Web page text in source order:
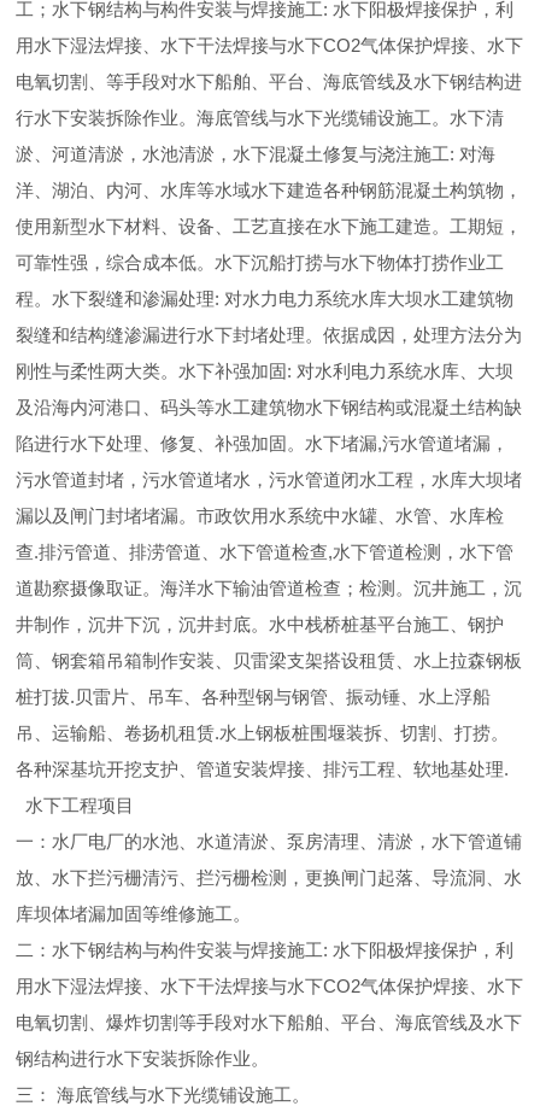
工；水下钢结构与构件安装与焊接施工: 水下阳极焊接保护，利
用水下湿法焊接、水下干法焊接与水下CO2气体保护焊接、水下
电氧切割、等手段对水下船舶、平台、海底管线及水下钢结构进
行水下安装拆除作业。海底管线与水下光缆铺设施工。水下清
淤、河道清淤，水池清淤，水下混凝土修复与浇注施工: 对海
洋、湖泊、内河、水库等水域水下建造各种钢筋混凝土构筑物，
使用新型水下材料、设备、工艺直接在水下施工建造。工期短，
可靠性强，综合成本低。水下沉船打捞与水下物体打捞作业工
程。水下裂缝和渗漏处理: 对水力电力系统水库大坝水工建筑物
裂缝和结构缝渗漏进行水下封堵处理。依据成因，处理方法分为
刚性与柔性两大类。水下补强加固: 对水利电力系统水库、大坝
及沿海内河港口、码头等水工建筑物水下钢结构或混凝土结构缺
陷进行水下处理、修复、补强加固。水下堵漏,污水管道堵漏，
污水管道封堵，污水管道堵水，污水管道闭水工程，水库大坝堵
漏以及闸门封堵堵漏。市政饮用水系统中水罐、水管、水库检
查.排污管道、排涝管道、水下管道检查,水下管道检测，水下管
道勘察摄像取证。海洋水下输油管道检查；检测。沉井施工，沉
井制作，沉井下沉，沉井封底。水中栈桥桩基平台施工、钢护
筒、钢套箱吊箱制作安装、贝雷梁支架搭设租赁、水上拉森钢板
桩打拔.贝雷片、吊车、各种型钢与钢管、振动锤、水上浮船
吊、运输船、卷扬机租赁.水上钢板桩围堰装拆、切割、打捞。
各种深基坑开挖支护、管道安装焊接、排污工程、软地基处理.
水下工程项目
一：水厂电厂的水池、水道清淤、泵房清理、清淤，水下管道铺
放、水下拦污栅清污、拦污栅检测，更换闸门起落、导流洞、水
库坝体堵漏加固等维修施工。
二：水下钢结构与构件安装与焊接施工: 水下阳极焊接保护，利
用水下湿法焊接、水下干法焊接与水下CO2气体保护焊接、水下
电氧切割、爆炸切割等手段对水下船舶、平台、海底管线及水下
钢结构进行水下安装拆除作业。
三： 海底管线与水下光缆铺设施工。